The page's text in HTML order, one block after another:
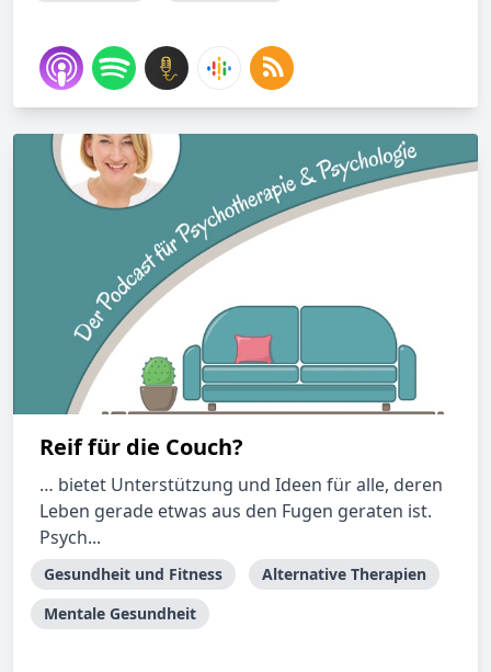
Reif für die Couch?
… bietet Unterstützung und Ideen für alle, deren
Leben gerade etwas aus den Fugen geraten ist.
Psych...
Gesundheit und Fitness
Alternative Therapien
Mentale Gesundheit